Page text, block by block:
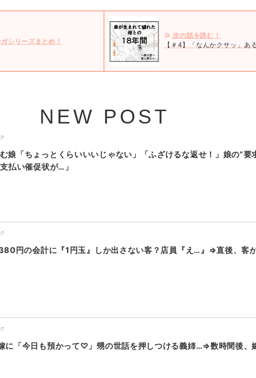
シリーズまとめ！
次の話を読む！
【＃4】「なんかクサッ」
NEW POST
娘「ちょっとくらいいいじゃない」「ふざけるな返せ！」娘の”
払い催促状が…」
円の会計に『1円玉』しか出さない客？店員『え…』⇒直後、客
に「今日も預かって♡」甥の世話を押しつける義姉…⇒数時間後、